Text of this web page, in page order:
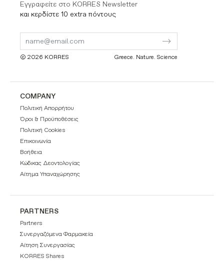
Εγγραφείτε στο KORRES Newsletter
και κερδίστε 10 extra πόντους
© 2026 KORRES Greece. Nature. Science
COMPANY
Πολιτική Απορρήτου
Όροι & Προϋποθέσεις
Πολιτική Cookies
Επικοινωνία
Βοήθεια
Κώδικας Δεοντολογίας
Αίτημα Υπαναχώρησης
PARTNERS
Partners
Συνεργαζόμενα Φαρμακεία
Αίτηση Συνεργασίας
KORRES Shares